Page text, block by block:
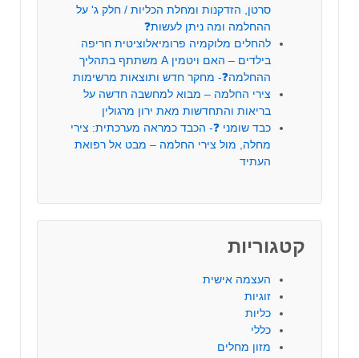
סרטן, הזדקנות ומחלת הכליות / חלק ג' על
ההחלמה ומה ניתן לעשות❓
להחלים מלוקמיה פרומיאלוציטית חריפה
בילדים – האם ויטמין A משתתף בתהליך
ההחלמה❓- מחקר חדש ותוצאות מרשימות
צירי החלמה – מבוא למחשבה חדשה על
בריאות והתחדשות מאת ירון מרגולין
כבד שומני ❓- הכבד כמראה מערכתית: צירי
מחלה, מול צירי החלמה – מבט אל רפואת
העתיד
קטגוריות
העצמה אישית
זוגיות
כליות
כללי
מזון מחלים